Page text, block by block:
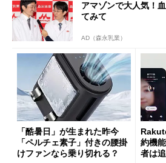
アマゾンで大人気！
てみて
AD（森永乳業）
「酷暑日」が生まれた昨今
「ペルチェ素子」付きの腰掛
けファンなら乗り切れる？
約機
者は